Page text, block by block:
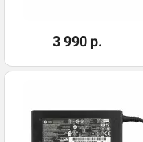
3 990 р.